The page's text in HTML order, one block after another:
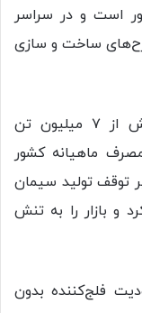
است و در سراسر
ساخت و سازی
الوندیان افزود: در اردیبهشت ۱۴۰۳ بیش از ۷ میلیون تن
ماهیانه کشور
توقف تولید سیمان
و بازار را به تنش
فلج‌کننده بدون